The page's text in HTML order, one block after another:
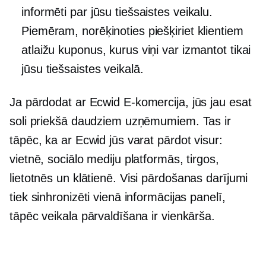
informēti par jūsu tiešsaistes veikalu.
Piemēram, norēķinoties piešķiriet klientiem
atlaižu kuponus, kurus viņi var izmantot tikai
jūsu tiešsaistes veikalā.
Ja pārdodat ar Ecwid E-komercija, jūs jau esat
soli priekšā daudziem uzņēmumiem. Tas ir
tāpēc, ka ar Ecwid jūs varat pārdot visur:
vietnē, sociālo mediju platformās, tirgos,
lietotnēs un klātienē. Visi pārdošanas darījumi
tiek sinhronizēti vienā informācijas panelī,
tāpēc veikala pārvaldīšana ir vienkārša.